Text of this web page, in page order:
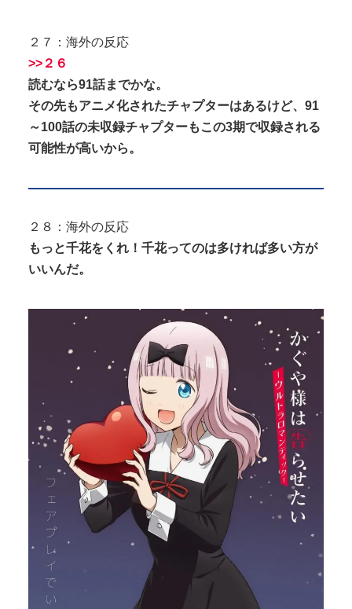
２７：海外の反応
>>２６
読むなら91話までかな。
その先もアニメ化されたチャプターはあるけど、91
～100話の未収録チャプターもこの3期で収録される
可能性が高いから。
２８：海外の反応
もっと千花をくれ！千花ってのは多ければ多い方が
いいんだ。